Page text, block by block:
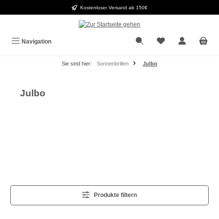
Kostenloser Versand ab 150€
Navigation
Sie sind hier: Sonnenbrillen Julbo
Julbo
Produkte filtern